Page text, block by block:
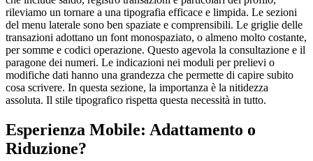
rileviamo un tornare a una tipografia efficace e limpida. Le sezioni
del menu laterale sono ben spaziate e comprensibili. Le griglie delle
transazioni adottano un font monospaziato, o almeno molto costante,
per somme e codici operazione. Questo agevola la consultazione e il
paragone dei numeri. Le indicazioni nei moduli per prelievi o
modifiche dati hanno una grandezza che permette di capire subito
cosa scrivere. In questa sezione, la importanza è la nitidezza
assoluta. Il stile tipografico rispetta questa necessità in tutto.
Esperienza Mobile: Adattamento o
Riduzione?